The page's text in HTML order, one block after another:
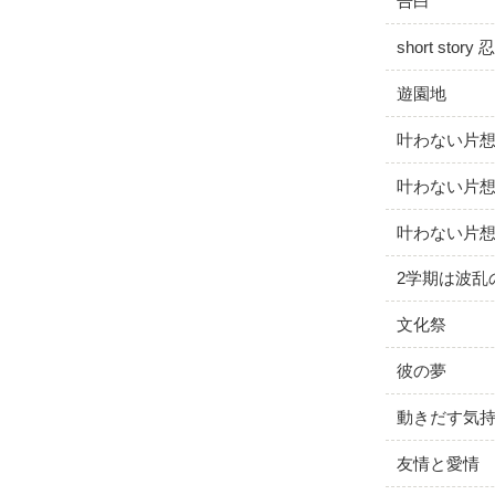
short story
遊園地
叶わない片
叶わない片
叶わない片
2学期は波乱
文化祭
彼の夢
動きだす気
友情と愛情